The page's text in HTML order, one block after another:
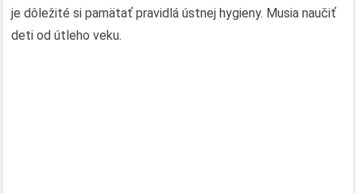
je dôležité si pamätať pravidlá ústnej hygieny. Musia naučiť
deti od útleho veku.